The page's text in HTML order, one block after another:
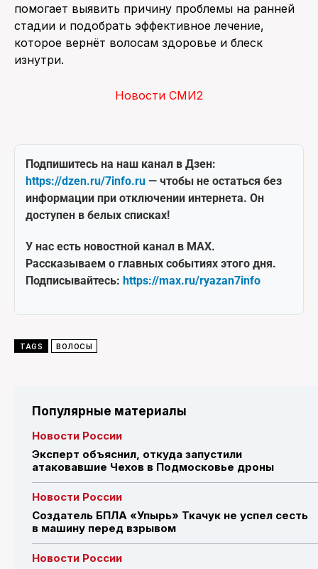
помогает выявить причину проблемы на ранней
стадии и подобрать эффективное лечение,
которое вернёт волосам здоровье и блеск
изнутри.
Новости СМИ2
Подпишитесь на наш канал в Дзен:
https://dzen.ru/7info.ru — чтобы не остаться без
информации при отключении интернета. Он
доступен в белых списках!
У нас есть новостной канал в MAX.
Рассказываем о главных событиях этого дня.
Подписывайтесь: https://max.ru/ryazan7info
TAGS ВОЛОСЫ
Популярные материалы
Новости России
Эксперт объяснил, откуда запустили
атаковавшие Чехов в Подмосковье дроны
Новости России
Создатель БПЛА «Упырь» Ткачук не успел сесть
в машину перед взрывом
Новости России